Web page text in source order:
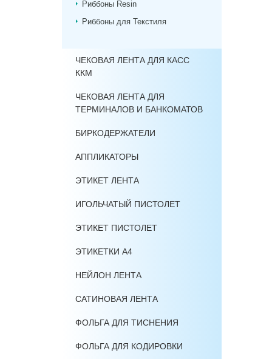
Риббоны Resin
Риббоны для Текстиля
ЧЕКОВАЯ ЛЕНТА ДЛЯ КАСС
ККМ
ЧЕКОВАЯ ЛЕНТА ДЛЯ
ТЕРМИНАЛОВ И БАНКОМАТОВ
БИРКОДЕРЖАТЕЛИ
АППЛИКАТОРЫ
ЭТИКЕТ ЛЕНТА
ИГОЛЬЧАТЫЙ ПИСТОЛЕТ
ЭТИКЕТ ПИСТОЛЕТ
ЭТИКЕТКИ А4
НЕЙЛОН ЛЕНТА
САТИНОВАЯ ЛЕНТА
ФОЛЬГА ДЛЯ ТИСНЕНИЯ
ФОЛЬГА ДЛЯ КОДИРОВКИ